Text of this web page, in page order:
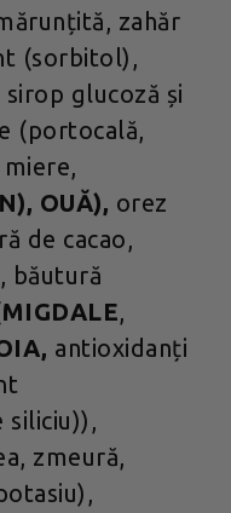
zahăr
(sorbitol),
sirop glucoză și
(portocală,
OUĂ), orez
de cacao,
băutură
MIGDALE,
antioxidanți
siliciu)),
zmeură,